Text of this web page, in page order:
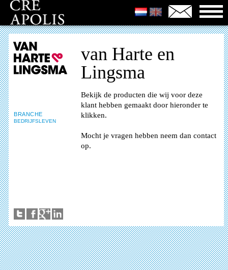
BRANCHE
BEDRIJFSLEVEN
van Harte en
Lingsma
Bekijk de producten die wij voor deze
klant hebben gemaakt door hieronder te
klikken.
Mocht je vragen hebben neem dan contact
op.